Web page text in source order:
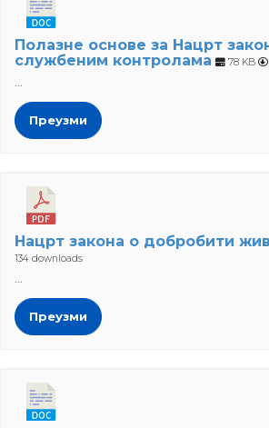
Полазне основе за Нацрт
службеним контролама
78 KB
...
Преузми
Нацрт закона о добробити
134 downloads
...
Преузми